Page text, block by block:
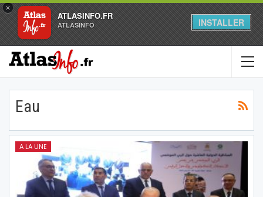
×
ATLASINFO.FR
ATLASINFO INSTALLER
Eau
A LA UNE